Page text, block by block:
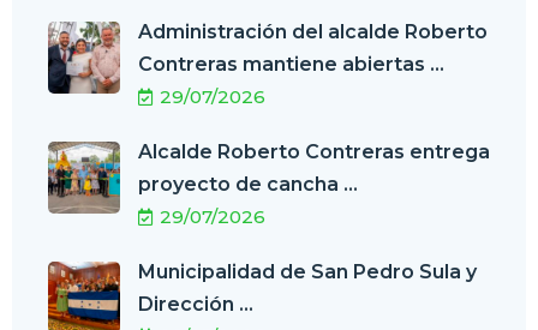
Administración del alcalde Roberto
Contreras mantiene abiertas ...
29/07/2026
Alcalde Roberto Contreras entrega
proyecto de cancha ...
29/07/2026
Municipalidad de San Pedro Sula y
Dirección ...